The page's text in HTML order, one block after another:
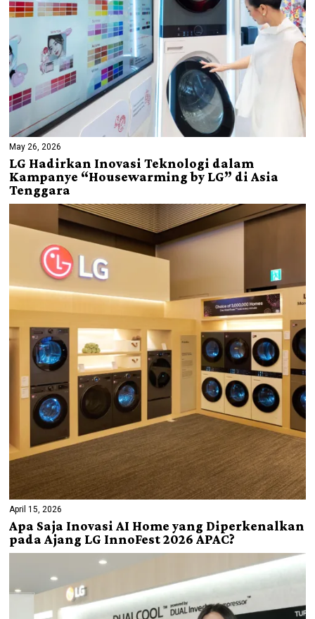
May 26, 2026
LG Hadirkan Inovasi Teknologi dalam
Kampanye “Housewarming by LG” di Asia
Tenggara
April 15, 2026
Apa Saja Inovasi AI Home yang Diperkenalkan
pada Ajang LG InnoFest 2026 APAC?